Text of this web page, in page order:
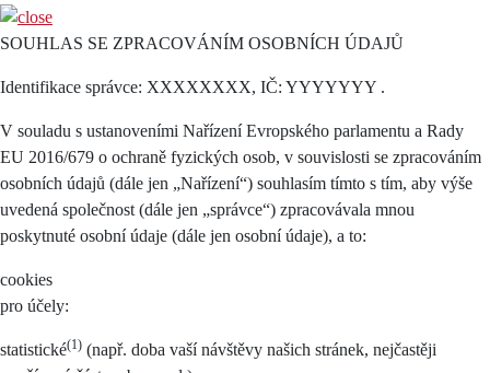
SOUHLAS SE ZPRACOVÁNÍM OSOBNÍCH ÚDAJŮ
Identifikace správce: XXXXXXXX, IČ: YYYYYYY .
V souladu s ustanoveními Nařízení Evropského parlamentu a Rady
EU 2016/679 o ochraně fyzických osob, v souvislosti se zpracováním
osobních údajů (dále jen „Nařízení“) souhlasím tímto s tím, aby výše
uvedená společnost (dále jen „správce“) zpracovávala mnou
poskytnuté osobní údaje (dále jen osobní údaje), a to:
cookies
pro účely:
statistické(1) (např. doba vaší návštěvy našich stránek, nejčastěji